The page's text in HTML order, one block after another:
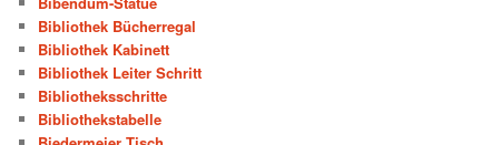
Bibliothek Bücherregal
Bibliothek Kabinett
Bibliothek Leiter Schritt
Bibliotheksschritte
Bibliothekstabelle